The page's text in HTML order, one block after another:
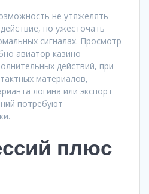
не утяжелять
но ужесточать
сигналах. Просмотр
авиатор казино
действий, при-
материалов,
логина или экспорт
потребуют
плюс